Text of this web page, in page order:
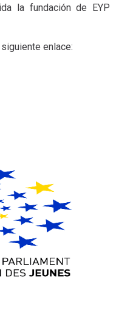
la fundación de EYP
enlace: